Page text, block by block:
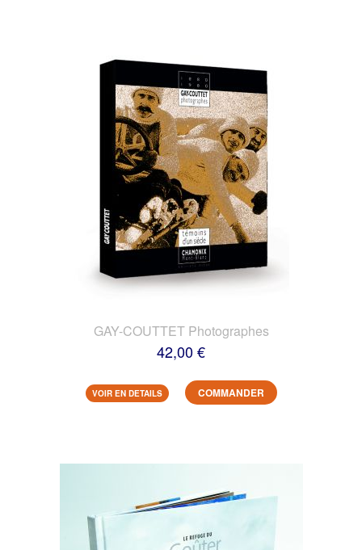
GAY-COUTTET Photographes
42,00 €
VOIR EN DETAILS COMMANDER